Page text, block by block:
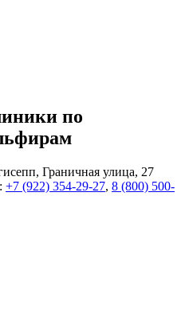
по
Граничная улица, 27
+7 (922) 354-29-27, 8 (800) 500-